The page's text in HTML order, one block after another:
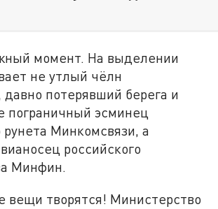
момент. На выделении
не утлый чёлн
потерявший берега и
пограничный эсминец
рунета Минкомсвязи, а
российского
Минфин.
вещи творятся! Министерство